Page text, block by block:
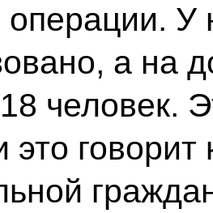
операции. У
а на
человек.
говорит